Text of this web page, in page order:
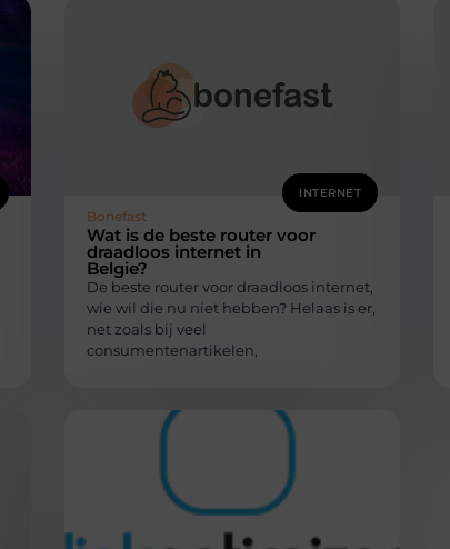
INTERNET
Bonefast
Wat is de beste router voor
draadloos internet in
Belgie?
De beste router voor draadloos internet,
wie wil die nu niet hebben? Helaas is er,
net zoals bij veel
consumentenartikelen,